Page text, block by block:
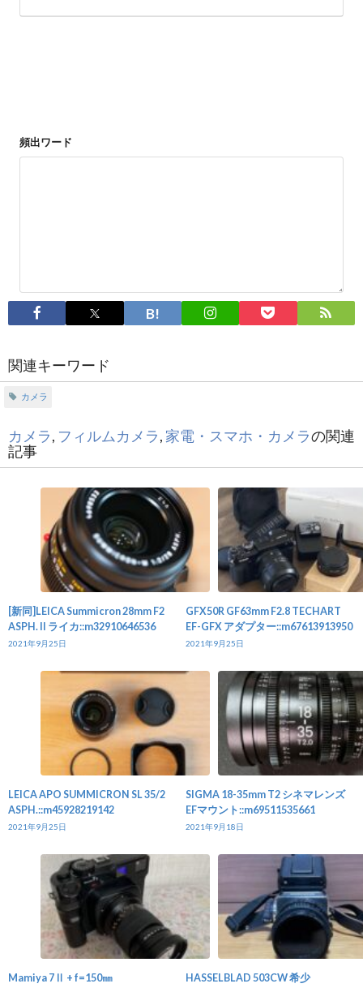
頻出ワード
関連キーワード
カメラ
カメラ, フィルムカメラ, 家電・スマホ・カメラの関連
記事
[新同]LEICA Summicron 28mm F2
ASPH. II ライカ::m32910646536
2021年9月25日
GFX50R GF63mm F2.8 TECHART
EF-GFX アダプター::m67613913950
2021年9月25日
LEICA APO SUMMICRON SL 35/2
ASPH.::m45928219142
2021年9月25日
SIGMA 18-35mm T2 シネマレンズ
EFマウント::m69511535661
2021年9月18日
Mamiya 7Ⅱ + f=150㎜
HASSELBLAD 503CW 希少